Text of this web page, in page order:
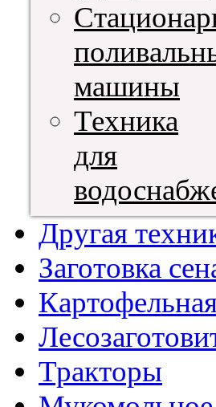
машины
Техника
для
Другая
Заготовка
Тракторы